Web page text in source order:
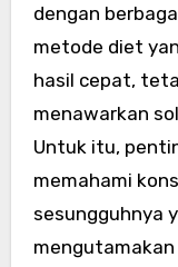
dengan
metode diet
hasil cepat,
menawarkan
Untuk itu,
memahami
sesungguhnya